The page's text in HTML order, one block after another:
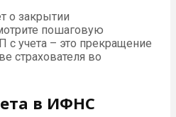
о закрытии
пошаговую
с учета – это прекращение
страхователя во
в ИФНС